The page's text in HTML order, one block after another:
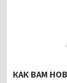
КАК ВАМ